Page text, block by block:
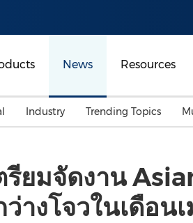
News Resources
Industry Trending Topics
รียมจัดงาน
างโจวในเดือน